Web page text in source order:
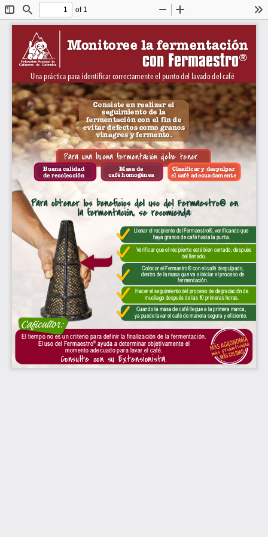
Toggle
Sidebar
Find
of 1
Zoom
Out
In
Llenar el recipiente del Fermaestro®, verif icando que
haya granos de café hasta la punta.
Verif icar que el recipiente esté bien cerrado, después
del llenado.
Colocar el Fermaetro® con el café despulpado,
dentro de la masa que va a iniciar el proceso de
fermentación.
Hacer el seguimiento del proceso de degradación de
mucílago después de las 10 primeras horas.
Cuando la masa de café llegue a la primera marca,
ya puede lavar el café de manera segura y ef iciente.
Consulte con su Extensionista.
Caficultor:
Monitoree la fermentación
con Fermaestro®
El tiempo no es un criterio para def inir la f inalización de la fermentación.
El uso del Fermaestro® ayuda a determinar objetivamente el
momento adecuado para lavar el café.
Una práctica para identificar correctamente el punto del lavado del café
Consiste en realizar el
seguimiento de la
fermentación con el fin de
evitar defectos como granos
vinagres y fermento.
Para obtener los beneficios del uso del Fermaestro® en
la fermentación, se recomienda:
Para una buena fermentación debe tener
Masa de
café homogénea
Buena calidad
de recolección
Clasificar y despulpar
el café adecuadamente